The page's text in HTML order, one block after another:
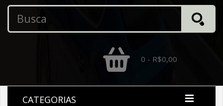
0 - R$0,00
CATEGORIAS